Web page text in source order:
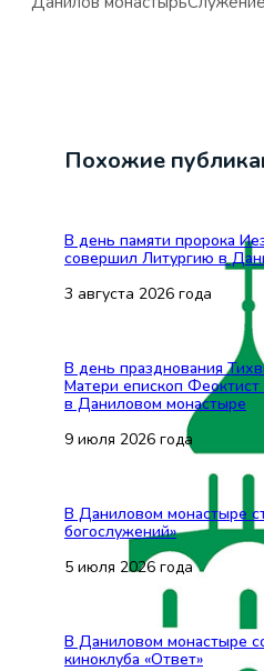
Похожие
В день памяти пророка
совершил Литургию в
3 августа 2026 года
В день празднования
Матери епископ
в Даниловом монастыре
9 июля 2026 года
В Даниловом монастыре
богослужений»
5 июля 2026 года
В Даниловом монастыре
киноклуба «Ответ»